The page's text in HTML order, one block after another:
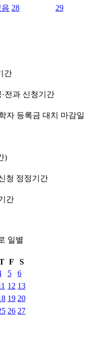
28
29
간
전과 신청기간
자 등록금 대치 마감일
)
청 정정기간
간
일별
F
S
5
6
12 13
19 20
26 27